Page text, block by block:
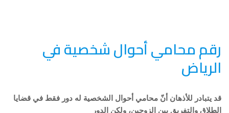
رقم محامي أحوال شخصية في
الرياض
قد يتبادر للأذهان أنّ محامي أحوال الشخصية له دور فقط في قضايا
الطلاق والتفريق بين الزوجين، ولكن الدور